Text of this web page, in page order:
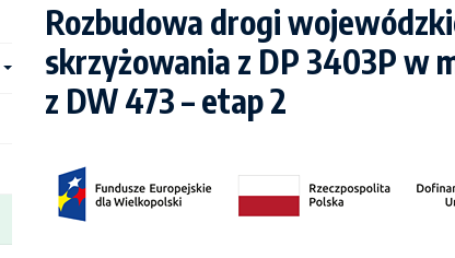
Rozbudowa drogi
skrzyżowania z DP 3403P w
z DW 473 – etap 2